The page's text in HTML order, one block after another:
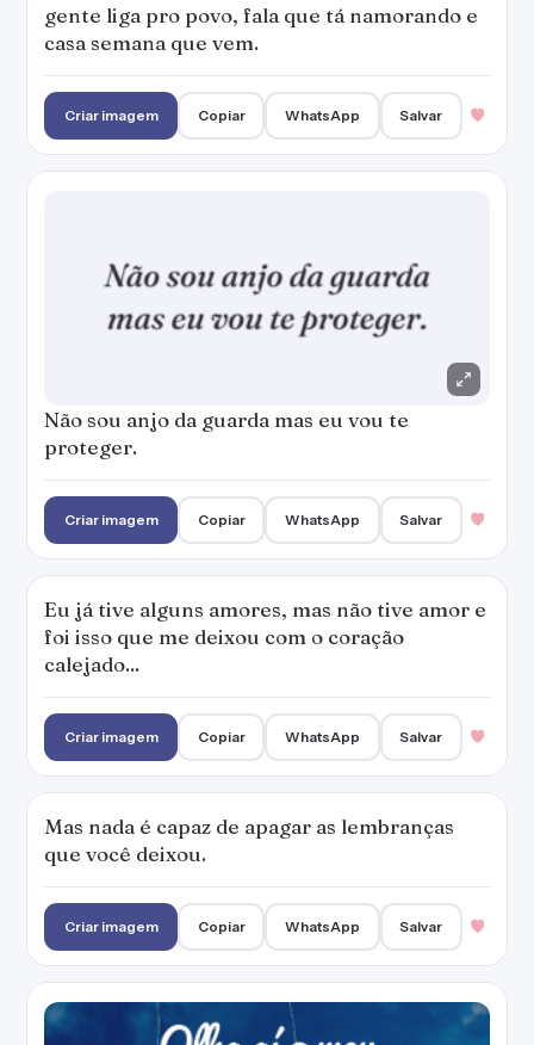
gente liga pro povo, fala que tá namorando e
casa semana que vem.
Criar imagem Copiar WhatsApp Salvar
Não sou anjo da guarda mas eu vou te
proteger.
Criar imagem Copiar WhatsApp Salvar
Eu já tive alguns amores, mas não tive amor e
foi isso que me deixou com o coração
calejado...
Criar imagem Copiar WhatsApp Salvar
Mas nada é capaz de apagar as lembranças
que você deixou.
Criar imagem Copiar WhatsApp Salvar